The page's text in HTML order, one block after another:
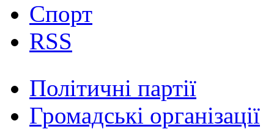
Спорт
RSS
Політичні партії
Громадські організації